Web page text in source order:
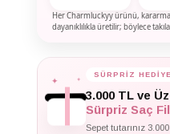
Her Charmluckyy ürünü,
dayanıklılıkla üretilir; böylece
✦ SÜRPRİZ HEDİYE
3.000 TL ve
Sürpriz Saç
Sepet tutarınız